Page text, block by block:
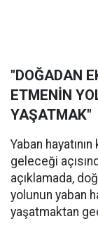
"DOĞADAN
ETMENİN
YAŞATMAK"
Yaban
geleceği
açıklamada,
yolunun yaban
yaşatmaktan